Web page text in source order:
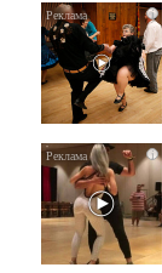
i
i